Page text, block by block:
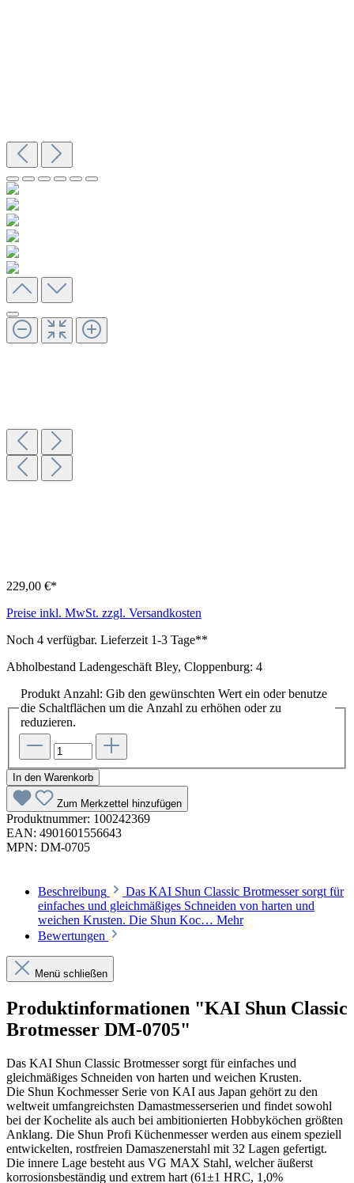
229,00 €*
Preise inkl. MwSt. zzgl. Versandkosten
Noch 4 verfügbar. Lieferzeit 1-3 Tage**
Abholbestand Ladengeschäft Bley, Cloppenburg: 4
Produkt Anzahl: Gib den gewünschten Wert ein oder benutze
die Schaltflächen um die Anzahl zu erhöhen oder zu
reduzieren.
In den Warenkorb
Zum Merkzettel hinzufügen
Produktnummer: 100242369
EAN: 4901601556643
MPN: DM-0705
Beschreibung
Das KAI Shun Classic Brotmesser sorgt für
einfaches und gleichmäßiges Schneiden von harten und
weichen Krusten. Die Shun Koc… Mehr
Bewertungen
Menü schließen
Produktinformationen "KAI Shun Classic
Brotmesser DM-0705"
Das KAI Shun Classic Brotmesser sorgt für einfaches und
gleichmäßiges Schneiden von harten und weichen Krusten.
Die Shun Kochmesser Serie von KAI aus Japan gehört zu den
weltweit umfangreichsten Damastmesserserien und findet sowohl
bei der Kochelite als auch bei ambitionierten Hobbyköchen größten
Anklang. Die Shun Profi Küchenmesser werden aus einem speziell
entwickelten, rostfreien Damaszenerstahl mit 32 Lagen gefertigt.
Die innere Lage besteht aus VG MAX Stahl, welcher äußerst
korrosionsbeständig und extrem hart (61±1 HRC, 1,0%